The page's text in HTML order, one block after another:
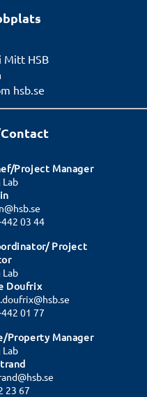
Mitt HSB
hsb.se
Project Manager
Lab
03 44
Project
Lab
Doufrix
01 77
Property Manager
Lab
23 67